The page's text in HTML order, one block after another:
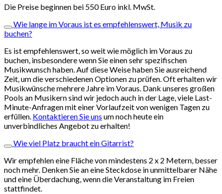
Die Preise beginnen bei 550 Euro inkl. MwSt.
Wie lange im Voraus ist es empfehlenswert, Musik zu
buchen?
Es ist empfehlenswert, so weit wie möglich im Voraus zu
buchen, insbesondere wenn Sie einen sehr spezifischen
Musikwunsch haben. Auf diese Weise haben Sie ausreichend
Zeit, um die verschiedenen Optionen zu prüfen. Oft erhalten wir
Musikwünsche mehrere Jahre im Voraus. Dank unseres großen
Pools an Musikern sind wir jedoch auch in der Lage, viele Last-
Minute-Anfragen mit einer Vorlaufzeit von wenigen Tagen zu
erfüllen. Kontaktieren Sie uns um noch heute ein
unverbindliches Angebot zu erhalten!
Wie viel Platz braucht ein Gitarrist?
Wir empfehlen eine Fläche von mindestens 2 x 2 Metern, besser
noch mehr. Denken Sie an eine Steckdose in unmittelbarer Nähe
und eine Überdachung, wenn die Veranstaltung im Freien
stattfindet.